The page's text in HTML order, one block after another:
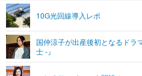
ライフTOP
リリース一覧
プッシュ通知の停止方法
10G光回線導入レポ
国仲涼子が出産後初となるド
士 -』